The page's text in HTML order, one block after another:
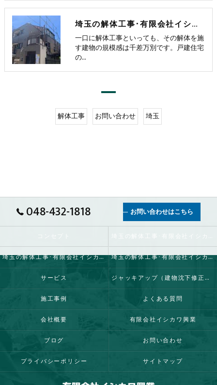
埼玉の解体工事･有限会社イシカワ興業の評判
一口に解体工事といっても、その解体を施
す建物の規模感は千差万別です。戸建住宅
の…
解体工事 お問い合わせ 埼玉
048-432-1818 お問い合わせはこちら
コンセプト
埼玉の解体工事･有限会社イシカワ興業の評判 埼玉の解体工事･有限会社イシカワ興業のお客様の声
サービス ジャッキアップ（建物沈下修正工事）
施工事例 よくある質問
会社概要 有限会社イシカワ興業
ブログ お問い合わせ
プライバシーポリシー サイトマップ